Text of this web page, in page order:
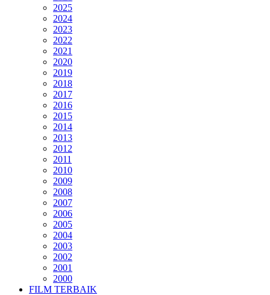
2025
2024
2023
2022
2021
2020
2019
2018
2017
2016
2015
2014
2013
2012
2011
2010
2009
2008
2007
2006
2005
2004
2003
2002
2001
2000
FILM TERBAIK